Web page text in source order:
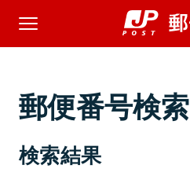
郵便番号検索
検索結果